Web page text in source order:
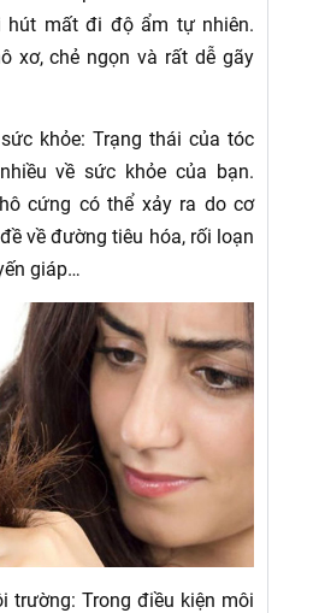
hút mất đi độ ẩm tự nhiên.
xơ, chẻ ngọn và rất dễ gãy
khỏe: Trạng thái của tóc
về sức khỏe của bạn.
cứng có thể xảy ra do cơ
về đường tiêu hóa, rối loạn
giáp…
trường: Trong điều kiện môi